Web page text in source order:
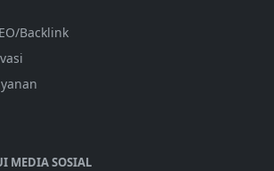
Backlink
MEDIA SOSIAL